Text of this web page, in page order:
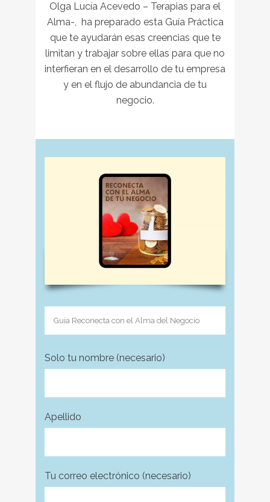
Olga Lucía Acevedo – Terapias para el
Alma-, ha preparado esta Guía Práctica
que te ayudarán esas creencias que te
limitan y trabajar sobre ellas para que no
interfieran en el desarrollo de tu empresa
y en el flujo de abundancia de tu
negocio.
Solo tu nombre (necesario)
Apellido
Tu correo electrónico (necesario)